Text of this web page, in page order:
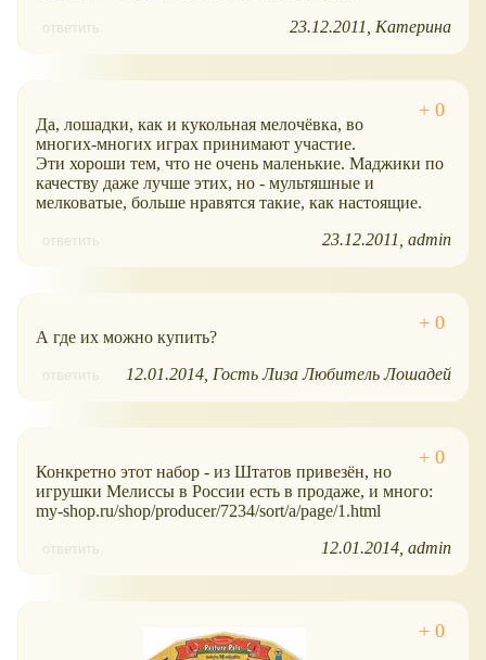
ответить 23.12.2011 Катерина
Да, лошадки, как и кукольная мелочёвка, во
многих-многих играх принимают участие.
Эти хороши тем, что не очень маленькие. Маджики по
качеству даже лучше этих, но - мультяшные и
мелковатые, больше нравятся такие, как настоящие.
ответить 23.12.2011 admin
А где их можно купить?
ответить 12.01.2014 Гость Лиза Любитель Лошадей
Конкретно этот набор - из Штатов привезён, но
игрушки Мелиссы в России есть в продаже, и много:
my-shop.ru/shop/producer/7234/sort/a/page/1.html
ответить 12.01.2014 admin